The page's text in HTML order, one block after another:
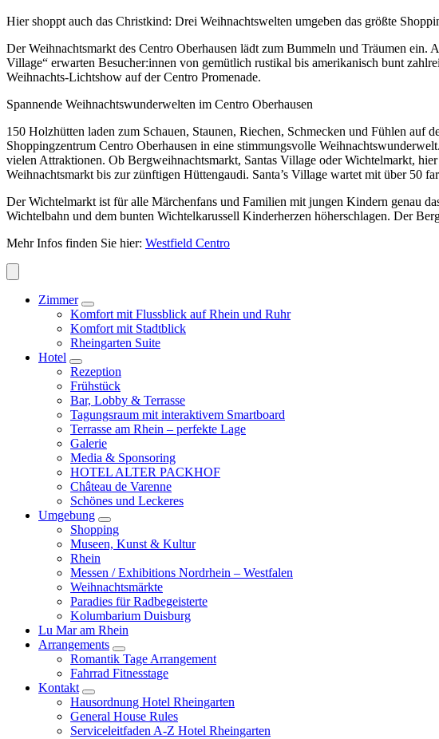
Hier shoppt auch das Christkind: Drei Weihnachtswelten umgeben das größte
Der Weihnachtsmarkt des Centro Oberhausen lädt zum Bummeln und Träumen
Village“ erwarten Besucher:innen von gemütlich rustikal bis amerikanisch bunt
Weihnachts-Lichtshow auf der Centro Promenade.
Spannende Weihnachtswunderwelten im Centro Oberhausen
150 Holzhütten laden zum Schauen, Staunen, Riechen, Schmecken und Fühlen auf
Shoppingzentrum Centro Oberhausen in eine stimmungsvolle
vielen Attraktionen. Ob Bergweihnachtsmarkt, Santas Village oder Wichtelmarkt,
Weihnachtsmarkt bis zur zünftigen Hüttengaudi. Santa’s Village wartet mit über 50
Der Wichtelmarkt ist für alle Märchenfans und Familien mit jungen Kindern genau
Wichtelbahn und dem bunten Wichtelkarussell Kinderherzen höherschlagen. Der
Mehr Infos finden Sie hier: Westfield Centro
Zimmer
Komfort mit Flussblick auf Rhein und Ruhr
Komfort mit Stadtblick
Rheingarten Suite
Hotel
Rezeption
Frühstück
Bar, Lobby & Terrasse
Tagungsraum mit interaktivem Smartboard
Terrasse am Rhein – perfekte Lage
Galerie
Media & Sponsoring
HOTEL ALTER PACKHOF
Château de Varenne
Schönes und Leckeres
Umgebung
Shopping
Museen, Kunst & Kultur
Rhein
Messen / Exhibitions Nordrhein – Westfalen
Weihnachtsmärkte
Paradies für Radbegeisterte
Kolumbarium Duisburg
Lu Mar am Rhein
Arrangements
Romantik Tage Arrangement
Fahrrad Fitnesstage
Kontakt
Hausordnung Hotel Rheingarten
General House Rules
Serviceleitfaden A-Z Hotel Rheingarten